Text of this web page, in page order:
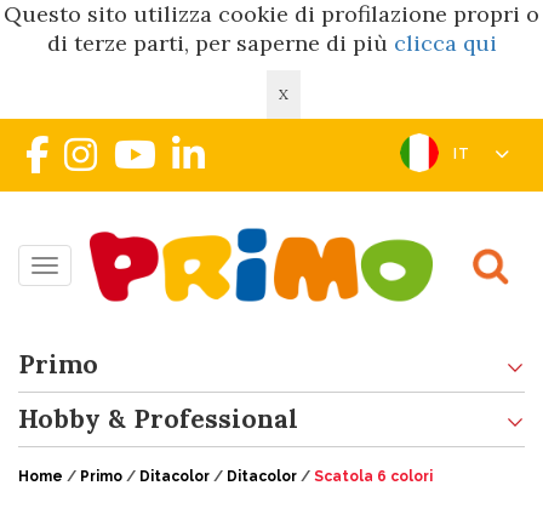
Questo sito utilizza cookie di profilazione propri o
di terze parti, per saperne di più clicca qui
X
IT
Toggle navigation
Primo
Hobby & Professional
Home / Primo / Ditacolor / Ditacolor / Scatola 6 colori